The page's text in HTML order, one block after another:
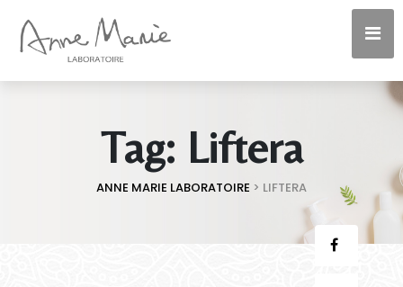
Tag: Liftera
ANNE MARIE LABORATOIRE > LIFTERA